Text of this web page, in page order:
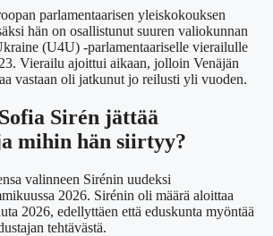
parlamentaarisen yleiskokouksen
hän on osallistunut suuren valiokunnan
(U4U) -parlamentaariselle vierailulle
Vierailu ajoittui aikaan, jolloin Venäjän
vastaan oli jatkunut jo reilusti yli vuoden.
Sirén jättää
mihin hän siirtyy?
valinneen Sirénin uudeksi
2026. Sirénin oli määrä aloittaa
2026, edellyttäen että eduskunta myöntää
tehtävästä.